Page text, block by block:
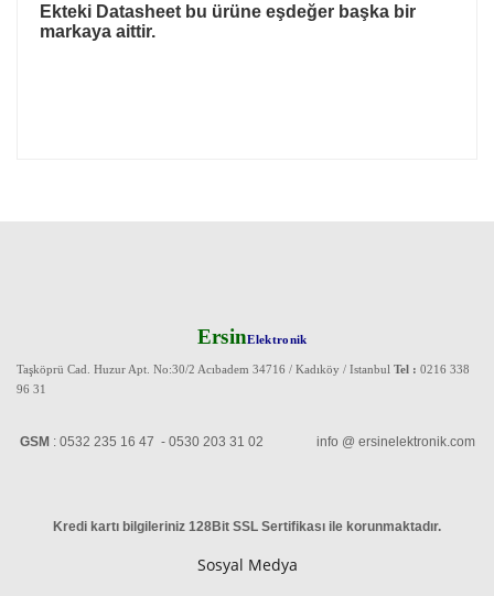
Ekteki Datasheet bu ürüne eşdeğer başka bir
markaya aittir.
ErsinElektronik
Taşköprü Cad. Huzur Apt. No:30/2 Acıbadem 34716 / Kadıköy / Istanbul Tel : 0216 338
96 31
GSM : 0532 235 16 47 - 0530 203 31 02 info @ ersinelektronik.com
Kredi kartı bilgileriniz 128Bit SSL Sertifikası ile korunmaktadır.
Sosyal Medya